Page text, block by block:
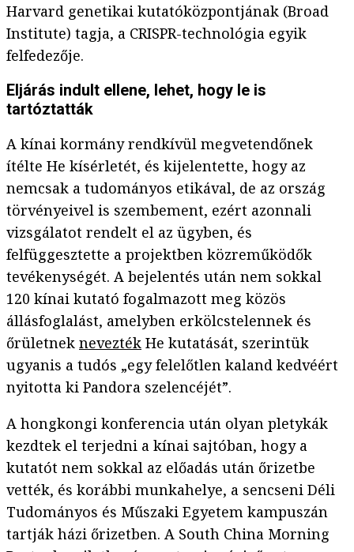
Harvard genetikai kutatóközpontjának (Broad
Institute) tagja, a CRISPR-technológia egyik
felfedezője.
Eljárás indult ellene, lehet, hogy le is
tartóztatták
A kínai kormány rendkívül megvetendőnek
ítélte He kísérletét, és kijelentette, hogy az
nemcsak a tudományos etikával, de az ország
törvényeivel is szembement, ezért azonnali
vizsgálatot rendelt el az ügyben, és
felfüggesztette a projektben közreműködők
tevékenységét. A bejelentés után nem sokkal
120 kínai kutató fogalmazott meg közös
állásfoglalást, amelyben erkölcstelennek és
őrületnek nevezték He kutatását, szerintük
ugyanis a tudós „egy felelőtlen kaland kedvéért
nyitotta ki Pandora szelencéjét”.
A hongkongi konferencia után olyan pletykák
kezdtek el terjedni a kínai sajtóban, hogy a
kutatót nem sokkal az előadás után őrizetbe
vették, és korábbi munkahelye, a sencseni Déli
Tudományos és Műszaki Egyetem kampuszán
tartják házi őrizetben. A South China Morning